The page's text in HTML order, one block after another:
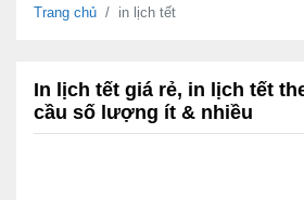
Trang chủ in lịch tết
In lịch tết giá rẻ, in lịch tết
cầu số lượng ít & nhiều